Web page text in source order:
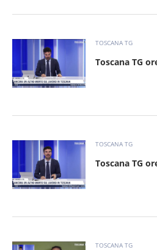
TOSCANA TG
Toscana TG
TOSCANA TG
Toscana TG
TOSCANA TG